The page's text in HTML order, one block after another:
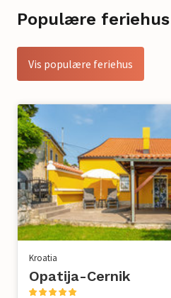
Populære
Vis populære feriehus
Kroatia
Opatija-Cernik